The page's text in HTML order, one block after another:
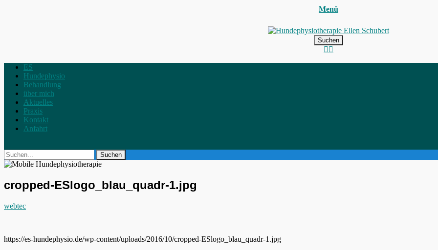
Menü
Hundephysiotherapie Ellen
Bewegung macht Spaß!
Suchen
nach:Facebook
Primäres
Menü
Zum
Inhalt
springen
ES
Hundephysio
Behandlung
über mich
Aktuelles
Praxis
Kontakt
Anfahrt
Suchen
Suchen
nach:
cropped-ESlogo_blau_quadr-1.jpg
Autor
webtec
https://es-hundephysio.de/wp-content/uploads/2016/10/cropped-ESlogo_blau_quadr-1.jpg